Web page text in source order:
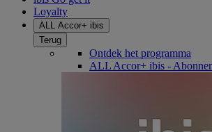
Loyalty
ALL Accor+ ibis
Terug
Ontdek het programma
ALL Accor+ ibis -